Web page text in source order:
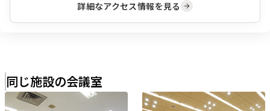
詳細なアクセス情報を見る
同じ施設の会議室